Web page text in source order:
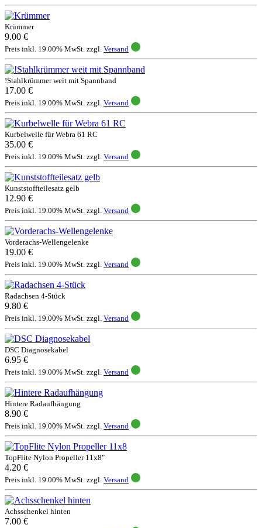
Krümmer
9.00 €
Preis inkl. 19.00% MwSt. zzgl. Versand
!Stahlkrümmer weit mit Spannband
17.00 €
Preis inkl. 19.00% MwSt. zzgl. Versand
Kurbelwelle für Webra 61 RC
35.00 €
Preis inkl. 19.00% MwSt. zzgl. Versand
Kunststoffteilesatz gelb
12.90 €
Preis inkl. 19.00% MwSt. zzgl. Versand
Vorderachs-Wellengelenke
19.00 €
Preis inkl. 19.00% MwSt. zzgl. Versand
Radachsen 4-Stück
9.80 €
Preis inkl. 19.00% MwSt. zzgl. Versand
DSC Diagnosekabel
6.95 €
Preis inkl. 19.00% MwSt. zzgl. Versand
Hintere Radaufhängung
8.90 €
Preis inkl. 19.00% MwSt. zzgl. Versand
TopFlite Nylon Propeller 11x8"
4.20 €
Preis inkl. 19.00% MwSt. zzgl. Versand
Achsschenkel hinten
7.00 €